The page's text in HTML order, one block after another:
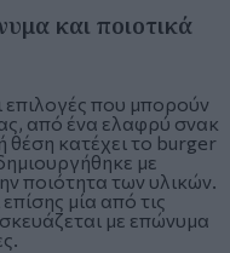
και ποιοτικά
επιλογές που μπορούν
από ένα ελαφρύ σνακ
θέση κατέχει το burger
με
ποιότητα των υλικών.
μία από τις
με επώνυμα